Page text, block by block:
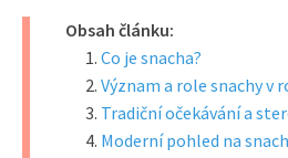
Obsah článku:
Co je snacha?
Význam a role snachy v
Tradiční očekávání a
Moderní pohled na